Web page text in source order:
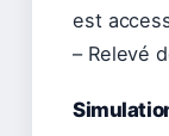
est
– Relevé